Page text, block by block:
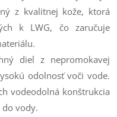
z kvalitnej kože, ktorá
k LWG, čo zaručuje
diel z nepromokavej
odolnosť voči vode.
vodeodolná konštrukcia
vody.